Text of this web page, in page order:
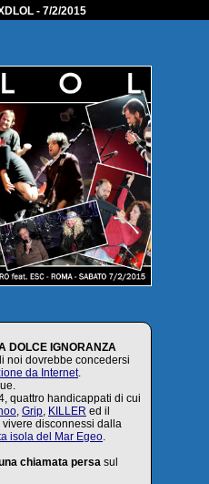
- 7/2/2015
DOLCE IGNORANZA
noi dovrebbe concedersi
da Internet.
quattro handicappati di cui
, Grip, KILLER ed il
disconnessi dalla
isola del Mar Egeo.
chiamata persa sul